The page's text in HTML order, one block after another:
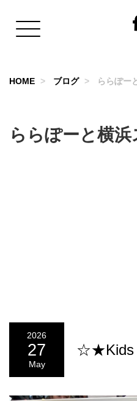
HOME ブログ ららぽー
ららぽーと横浜
2026
27
May
☆★Kids